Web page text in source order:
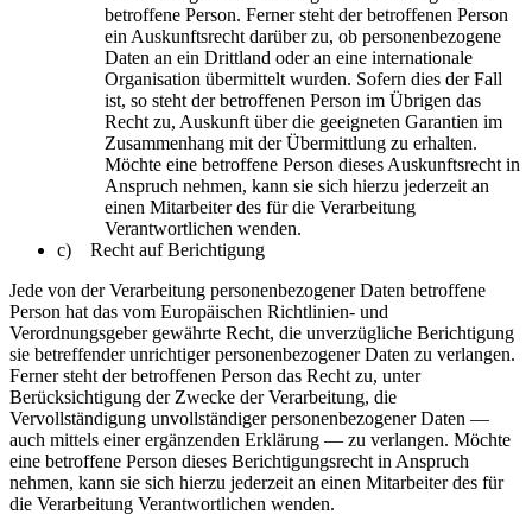
betroffene Person. Ferner steht der betroffenen Person
ein Auskunftsrecht darüber zu, ob personenbezogene
Daten an ein Drittland oder an eine internationale
Organisation übermittelt wurden. Sofern dies der Fall
ist, so steht der betroffenen Person im Übrigen das
Recht zu, Auskunft über die geeigneten Garantien im
Zusammenhang mit der Übermittlung zu erhalten.
Möchte eine betroffene Person dieses Auskunftsrecht in
Anspruch nehmen, kann sie sich hierzu jederzeit an
einen Mitarbeiter des für die Verarbeitung
Verantwortlichen wenden.
c) Recht auf Berichtigung
Jede von der Verarbeitung personenbezogener Daten betroffene
Person hat das vom Europäischen Richtlinien- und
Verordnungsgeber gewährte Recht, die unverzügliche Berichtigung
sie betreffender unrichtiger personenbezogener Daten zu verlangen.
Ferner steht der betroffenen Person das Recht zu, unter
Berücksichtigung der Zwecke der Verarbeitung, die
Vervollständigung unvollständiger personenbezogener Daten —
auch mittels einer ergänzenden Erklärung — zu verlangen. Möchte
eine betroffene Person dieses Berichtigungsrecht in Anspruch
nehmen, kann sie sich hierzu jederzeit an einen Mitarbeiter des für
die Verarbeitung Verantwortlichen wenden.